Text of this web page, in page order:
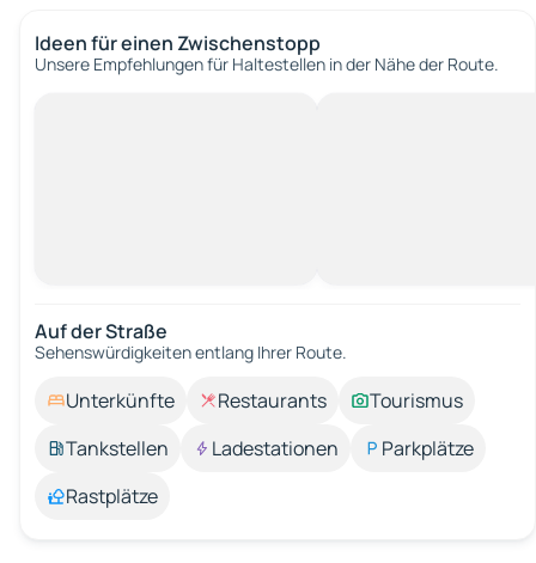
Ideen für einen Zwischenstopp
Unsere Empfehlungen für Haltestellen in der Nähe der Route.
Auf der Straße
Sehenswürdigkeiten entlang Ihrer Route.
Unterkünfte Restaurants
Tourismus
Tankstellen
Ladestationen
Parkplätze
Rastplätze